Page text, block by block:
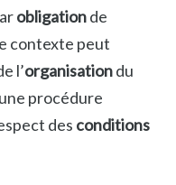
obligationde
contexte peut
l’organisationdu
procédure
des conditions